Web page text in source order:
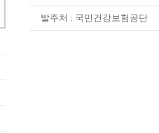
발주처 : 국민건강보험공단